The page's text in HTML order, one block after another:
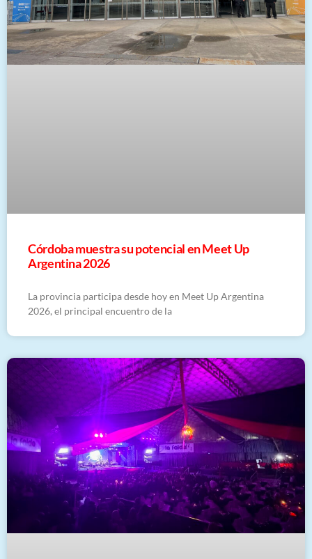
Córdoba muestra su potencial en Meet Up
Argentina 2026
La provincia participa desde hoy en Meet Up Argentina
2026, el principal encuentro de la